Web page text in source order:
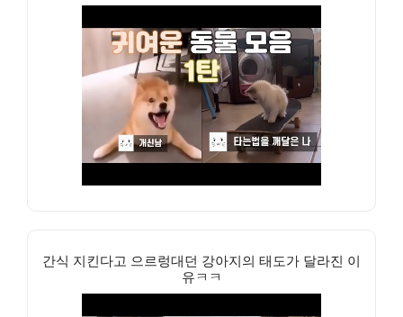
간식 지킨다고 으르렁대던 강아지의 태도가 달라진 이
유ㅋㅋ